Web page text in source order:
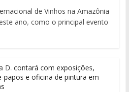
de Vinhos na Amazônia
ano, como o principal evento
D. contará com exposições,
papos e oficina de pintura em